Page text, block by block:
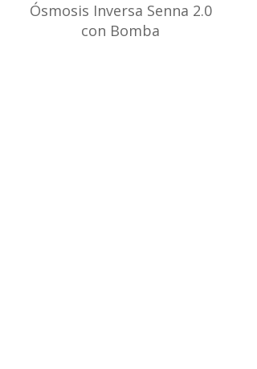
Ósmosis Inversa Senna 2.0
con Bomba